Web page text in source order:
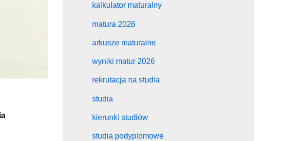
kalkulator maturalny
matura 2026
arkusze maturalne
wyniki matur 2026
rekrutacja na studia
studia
kierunki studiów
studia podyplomowe